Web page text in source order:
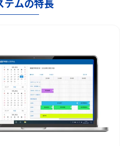
テムの特長